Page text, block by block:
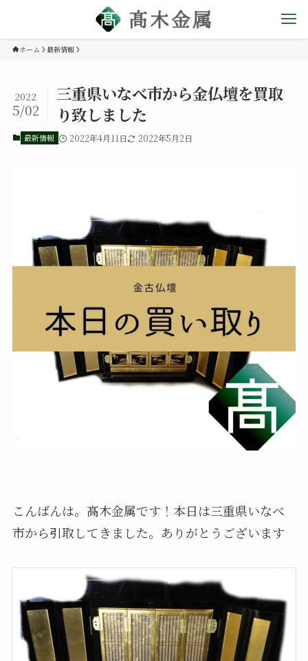
ホーム 最新情報
三重県いなべ市から金仏壇を買取
り致しました
2022
5/02
最新情報 2022年4月11日 2022年5月2日
こんばんは。髙木金属です！本日は三重県いなべ
市から引取してきました。ありがとうございます